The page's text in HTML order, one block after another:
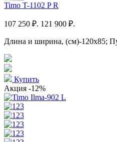
Timo T-1102 P R
107 250 ₽. 121 900 ₽.
Длина и ширина, (см)-120x85;
Купить
Акция -12%